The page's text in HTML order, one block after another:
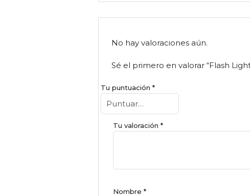
No hay valoraciones aún.
Sé el primero en valorar “Flash
Tu puntuación *
Tu valoración *
Nombre *